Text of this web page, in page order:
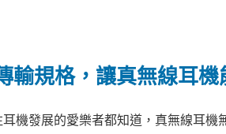
輸規格，讓真無線耳機
機發展的愛樂者都知道，真無線耳